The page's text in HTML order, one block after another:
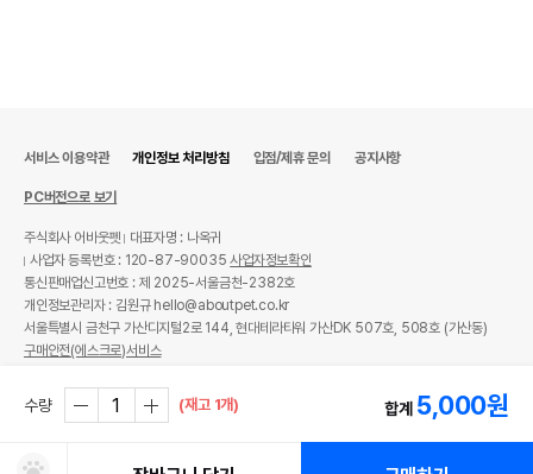
수량 (재고 1개) 합계 5,000원
서비스 이용약관 개인정보 처리방침 입점/제휴 문의 공지사항
PC버전으로 보기
주식회사 어바웃펫
대표자명 : 나옥귀
사업자 등록번호 : 120-87-90035사업자정보확인
통신판매업신고번호 : 제 2025-서울금천-2382호
개인정보관리자 : 김원규 hello@aboutpet.co.kr
서울특별시 금천구 가산디지털2로 144, 현대테라타워 가산DK 507호, 508호 (가산동)
구매안전(에스크로)서비스